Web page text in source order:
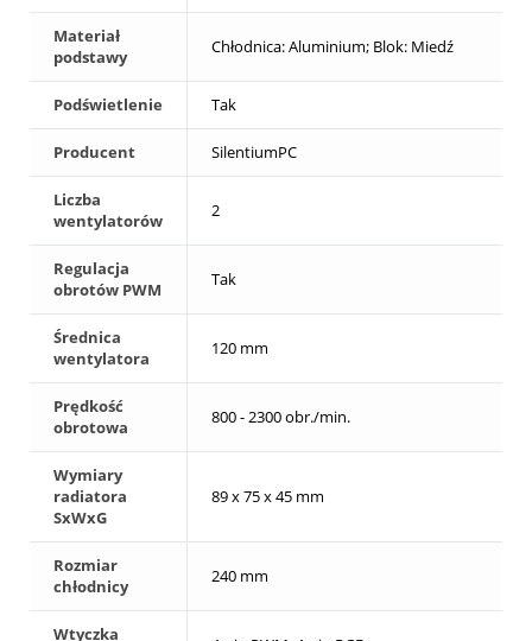
Materiał
podstawy
Chłodnica: Aluminium; Blok: Miedź
Podświetlenie Tak
Producent SilentiumPC
Liczba
wentylatorów
2
Regulacja
obrotów PWM
Tak
Średnica
wentylatora
120 mm
Prędkość
obrotowa
800 - 2300 obr./min.
Wymiary
radiatora
SxWxG
89 x 75 x 45 mm
Rozmiar
chłodnicy
240 mm
Wtyczka